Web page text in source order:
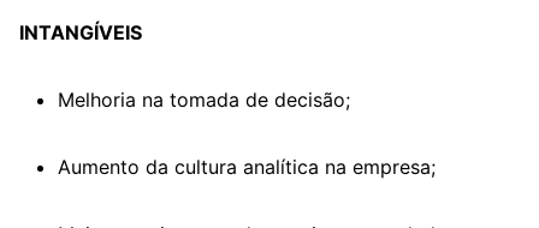
INTANGÍVEIS
Melhoria na tomada de decisão;
Aumento da cultura analítica na empresa;